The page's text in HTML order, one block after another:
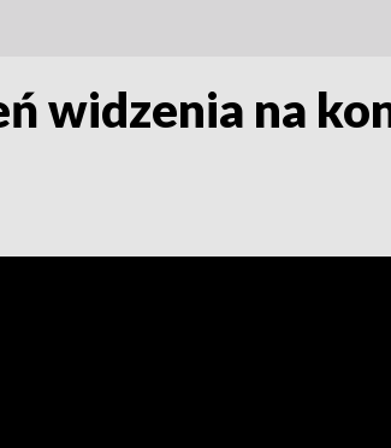
widzenia na